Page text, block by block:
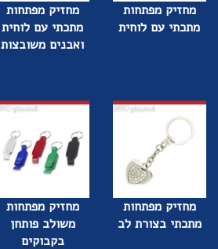
מחזיק מפתחות
מתכתי עם לוחית
מחזיק מפתחות
מתכתי עם לוחית
ואבנים משובצות
מחזיק מפתחות
מתכתי בצורת לב
מחזיק מפתחות
משולב פותחן
בקבוקים